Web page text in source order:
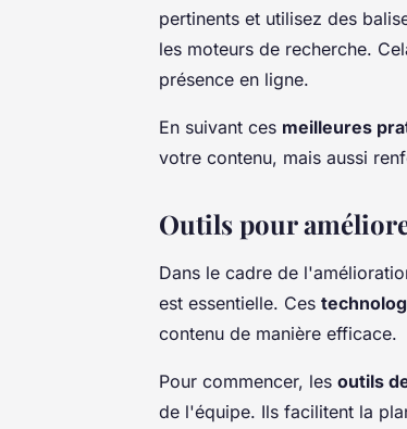
pertinents et utilisez des
les moteurs de recherche.
présence en ligne.
En suivant ces meilleures
votre contenu, mais aussi
Outils pour
Dans le cadre de
est essentielle. Ces
contenu de manière efficace.
Pour commencer, les outils
de l'équipe. Ils facilitent la